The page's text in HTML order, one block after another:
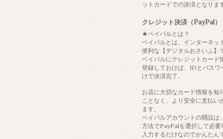
ットカードでの決済となりま
クレジット決済（PayPal）
★ペイパルとは？
ペイパルとは、インターネッ
便利な【デジタルおさいふ】
ペイパルにクレジットカード
登録しておけば、IDとパスワ
けで決済完了。
お店に大切なカード情報を知
ことなく、より安全に支払い
ます。
ペイパルアカウントの開設は
方法でPayPalを選択して必要
入力するだけなのでかんたん